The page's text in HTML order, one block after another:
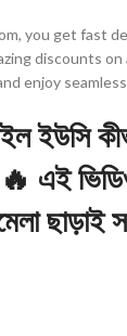
you get fast
discounts on
enjoy
ইউসি
এই
ছাড়াই